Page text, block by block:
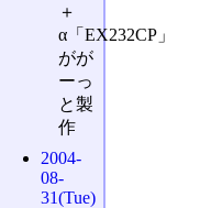
＋
α「EX232CP」
がが
ーっ
と製
作
2004-
08-
31(Tue)